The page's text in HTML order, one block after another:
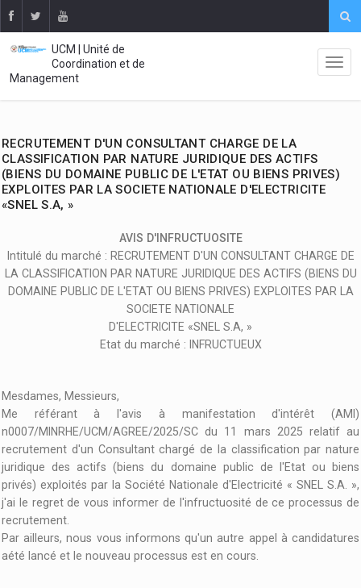
UCM | Unité de
Coordination et de
Management
RECRUTEMENT D'UN CONSULTANT CHARGE DE LA
CLASSIFICATION PAR NATURE JURIDIQUE DES ACTIFS
(BIENS DU DOMAINE PUBLIC DE L'ETAT OU BIENS PRIVES)
EXPLOITES PAR LA SOCIETE NATIONALE D'ELECTRICITE
«SNEL S.A, »
AVIS D'INFRUCTUOSITE
Intitulé du marché : RECRUTEMENT D'UN CONSULTANT CHARGE DE
LA CLASSIFICATION PAR NATURE JURIDIQUE DES ACTIFS (BIENS DU
DOMAINE PUBLIC DE L'ETAT OU BIENS PRIVES) EXPLOITES PAR LA
SOCIETE NATIONALE
D'ELECTRICITE «SNEL S.A, »
Etat du marché : INFRUCTUEUX
Mesdames, Messieurs,
Me référant à l'avis à manifestation d'intérêt (AMI)
n0007/MINRHE/UCM/AGREE/2025/SC du 11 mars 2025 relatif au
recrutement d'un Consultant chargé de la classification par nature
juridique des actifs (biens du domaine public de l'Etat ou biens
privés) exploités par la Société Nationale d'Electricité « SNEL S.A. »,
j'ai le regret de vous informer de l'infructuosité de ce processus de
recrutement.
Par ailleurs, nous vous informons qu'un autre appel à candidatures
aété lancé et le nouveau processus est en cours.